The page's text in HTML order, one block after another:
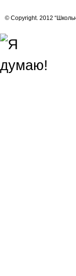
© Copyright. 2012